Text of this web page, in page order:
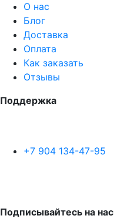
О нас
Блог
Доставка
Оплата
Как заказать
Отзывы
Поддержка
+7 904 134-47-95
Подписывайтесь на нас